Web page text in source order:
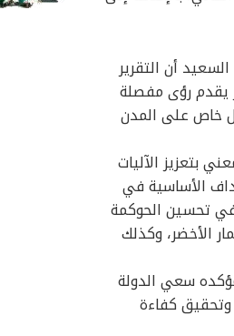
في مصر ومواءمتها مع رؤية مصر 2030، أوضحت السعيد أن التقرير
يقدم رؤى مفصلة
خاص على المدن
بتعزيز الآليات
الأساسية في
في تحسين الحوكمة
الأخضر، وكذلك
سعي الدولة
وتحقيق كفاءة